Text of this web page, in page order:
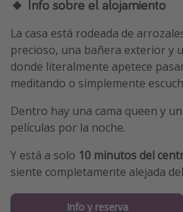
🔸 Info sobre el alojamiento
La casa está rodeada de
precioso, una bañera exterior y
donde literalmente apetece
meditando o simplemente
Dentro hay una cama queen y
películas por la noche.
Y está a solo 10 minutos del
siente completamente alejada
Info y reserva